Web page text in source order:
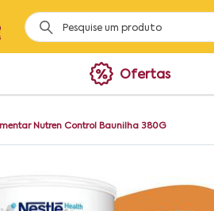
Ofertas
Nutren Control Baunilha 380G